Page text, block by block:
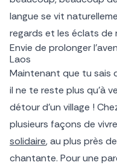
langue se vit
regards et les éclats de
Envie de prolonger
Laos
Maintenant que tu sais
il ne te reste plus qu’à
détour d’un village !
plusieurs façons de vivre
solidaire, au plus près
chantante. Pour une